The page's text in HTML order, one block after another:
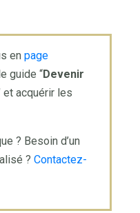
en page
guide “Devenir
et acquérir les
? Besoin d’un
? Contactez-